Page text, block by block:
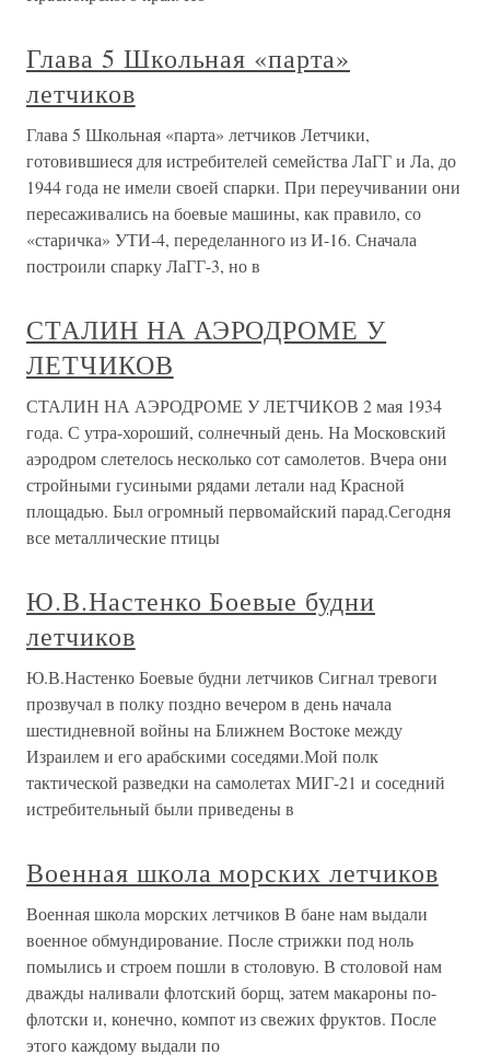
Глава 5 Школьная «парта»
летчиков
Глава 5 Школьная «парта» летчиков Летчики,
готовившиеся для истребителей семейства ЛаГГ и Ла, до
1944 года не имели своей спарки. При переучивании они
пересаживались на боевые машины, как правило, со
«старичка» УТИ-4, переделанного из И-16. Сначала
построили спарку ЛаГГ-3, но в
СТАЛИН НА АЭРОДРОМЕ У
ЛЕТЧИКОВ
СТАЛИН НА АЭРОДРОМЕ У ЛЕТЧИКОВ 2 мая 1934
года. С утра-хороший, солнечный день. На Московский
аэродром слетелось несколько сот самолетов. Вчера они
стройными гусиными рядами летали над Красной
площадью. Был огромный первомайский парад.Сегодня
все металлические птицы
Ю.В.Настенко Боевые будни
летчиков
Ю.В.Настенко Боевые будни летчиков Сигнал тревоги
прозвучал в полку поздно вечером в день начала
шестидневной войны на Ближнем Востоке между
Израилем и его арабскими соседями.Мой полк
тактической разведки на самолетах МИГ-21 и соседний
истребительный были приведены в
Военная школа морских летчиков
Военная школа морских летчиков В бане нам выдали
военное обмундирование. После стрижки под ноль
помылись и строем пошли в столовую. В столовой нам
дважды наливали флотский борщ, затем макароны по-
флотски и, конечно, компот из свежих фруктов. После
этого каждому выдали по